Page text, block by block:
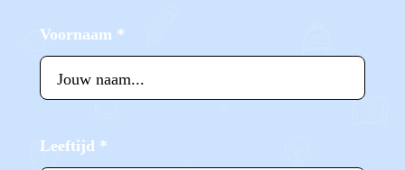
Voornaam *
Leeftijd *